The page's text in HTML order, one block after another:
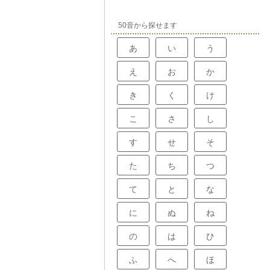
50音から探せます
あ い う
え お か
き く け
こ さ し
す せ そ
た ち つ
て と な
に ぬ ね
の は ひ
ふ へ ほ